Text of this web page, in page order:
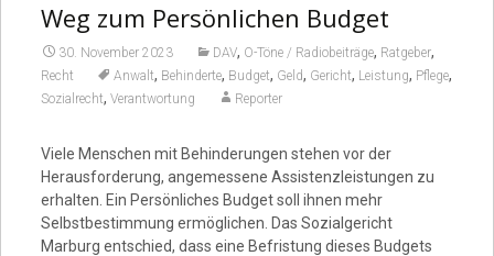
Weg zum Persönlichen Budget
30. November 2023 DAV, O-Töne / Radiobeiträge, Ratgeber,
Recht Anwalt, Behinderte, Budget, Geld, Gericht, Leistung, Pflege,
Sozialrecht, Verantwortung Reporter
Viele Menschen mit Behinderungen stehen vor der
Herausforderung, angemessene Assistenzleistungen zu
erhalten. Ein Persönliches Budget soll ihnen mehr
Selbstbestimmung ermöglichen. Das Sozialgericht
Marburg entschied, dass eine Befristung dieses Budgets